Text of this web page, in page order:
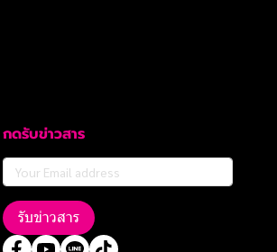
กดรับข่าวสาร
รับข่าวสาร